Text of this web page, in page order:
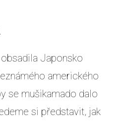
Japonsko
amerického
se mušikamado dalo
si představit, jak